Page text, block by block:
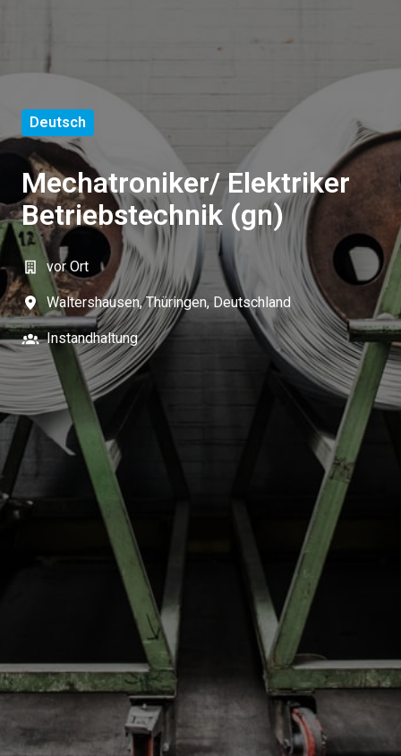
Deutsch
Mechatroniker/ Elektriker
Betriebstechnik (gn)
vor Ort
Waltershausen, Thüringen, Deutschland
Instandhaltung